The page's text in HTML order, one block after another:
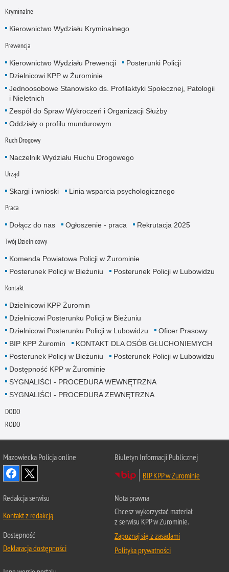
Kryminalne
Kierownictwo Wydziału Kryminalnego
Prewencja
Kierownictwo Wydziału Prewencji
Posterunki Policji
Dzielnicowi KPP w Żurominie
Jednoosobowe Stanowisko ds. Profilaktyki Społecznej, Patologii
i Nieletnich
Zespół do Spraw Wykroczeń i Organizacji Służby
Oddziały o profilu mundurowym
Ruch Drogowy
Naczelnik Wydziału Ruchu Drogowego
Urząd
Skargi i wnioski Linia wsparcia psychologicznego
Praca
Dołącz do nas Ogłoszenie - praca Rekrutacja 2025
Twój Dzielnicowy
Komenda Powiatowa Policji w Żurominie
Posterunek Policji w Bieżuniu
Posterunek Policji w Lubowidzu
Kontakt
Dzielnicowi KPP Żuromin
Dzielnicowi Posterunku Policji w Bieżuniu
Dzielnicowi Posterunku Policji w Lubowidzu
Oficer Prasowy
BIP KPP Żuromin
KONTAKT DLA OSÓB GŁUCHONIEMYCH
Posterunek Policji w Bieżuniu
Posterunek Policji w Lubowidzu
Dostępność KPP w Żurominie
SYGNALIŚCI - PROCEDURA WEWNĘTRZNA
SYGNALIŚCI - PROCEDURA ZEWNĘTRZNA
DODO
RODO
Mazowiecka Policja online
Biuletyn Informacji Publicznej
BIP KPP w Żurominie
Redakcja serwisu
Kontakt z redakcją
Dostępność
Deklaracja dostępności
Nota prawna
Chcesz wykorzystać materiał
z serwisu KPP w Żurominie.
Zapoznaj się z zasadami
Polityka prywatności